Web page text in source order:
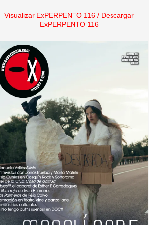
Visualizar ExPERPENTO 116 / Descargar
ExPERPENTO 116